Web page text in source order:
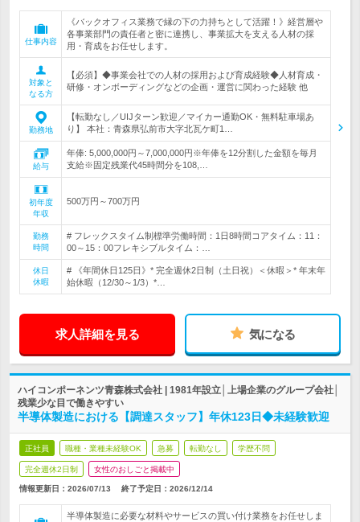
仕事内容
《バックオフィス業務で縁の下の力持ちとして活躍！》経営層や
各事業部門の責任者と密に連携し、事業拡大を支える人材の採
用・育成をお任せします。
対象と
なる方
【必須】◆事業会社での人材の採用および育成経験◆人材育成・
研修・オンボーディングなどの企画・運営に関わった経験 他
勤務地
【転勤なし／UIJターン歓迎／マイカー通勤OK・無料駐車場あ
り】 本社：青森県弘前市大字北瓦ケ町1…
給与
年俸: 5,000,000円～7,000,000円※年俸を12分割した金額を毎月
支給※固定残業代45時間分を108,…
初年度
年収
500万円～700万円
勤務
時間
# フレックスタイム制標準労働時間：1日8時間コアタイム：11：
00～15：00フレキシブルタイム：…
休日
休暇
# 《年間休日125日》* 完全週休2日制（土日祝）＜休暇＞* 年末年
始休暇（12/30～1/3）*…
求人詳細を見る 気になる
ハイコンポーネンツ青森株式会社 | 1981年設立│上場企業のグループ会社│
残業少な目で働きやすい
半導体製造における【調達スタッフ】年休123日◆未経験歓迎
正社員 職種・業種未経験OK 急募 転勤なし 学歴不問
完全週休2日制 女性のおしごと掲載中
情報更新日：2026/07/13 終了予定日： 2026/12/14
半導体製造に必要な材料やサービスの買い付け業務をお任せしま